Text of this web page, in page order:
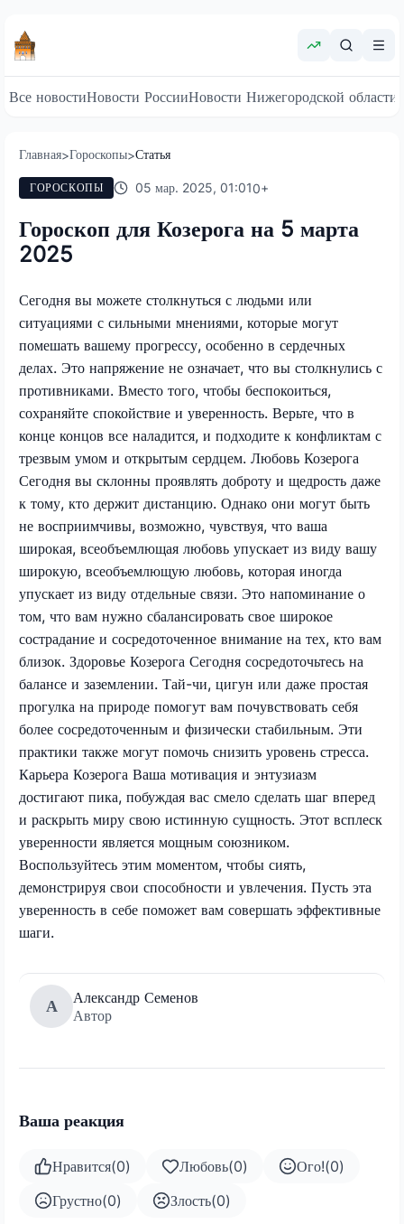
Все новостиНовости РоссииНовости Нижегородской области
Главная>Гороскопы>Статья
ГОРОСКОПЫ 05 мар. 2025, 01:010+
Гороскоп для Козерога на 5 марта
2025
Сегодня вы можете столкнуться с людьми или
ситуациями с сильными мнениями, которые могут
помешать вашему прогрессу, особенно в сердечных
делах. Это напряжение не означает, что вы столкнулись с
противниками. Вместо того, чтобы беспокоиться,
сохраняйте спокойствие и уверенность. Верьте, что в
конце концов все наладится, и подходите к конфликтам с
трезвым умом и открытым сердцем. Любовь Козерога
Сегодня вы склонны проявлять доброту и щедрость даже
к тому, кто держит дистанцию. Однако они могут быть
не восприимчивы, возможно, чувствуя, что ваша
широкая, всеобъемлющая любовь упускает из виду вашу
широкую, всеобъемлющую любовь, которая иногда
упускает из виду отдельные связи. Это напоминание о
том, что вам нужно сбалансировать свое широкое
сострадание и сосредоточенное внимание на тех, кто вам
близок. Здоровье Козерога Сегодня сосредоточьтесь на
балансе и заземлении. Тай-чи, цигун или даже простая
прогулка на природе помогут вам почувствовать себя
более сосредоточенным и физически стабильным. Эти
практики также могут помочь снизить уровень стресса.
Карьера Козерога Ваша мотивация и энтузиазм
достигают пика, побуждая вас смело сделать шаг вперед
и раскрыть миру свою истинную сущность. Этот всплеск
уверенности является мощным союзником.
Воспользуйтесь этим моментом, чтобы сиять,
демонстрируя свои способности и увлечения. Пусть эта
уверенность в себе поможет вам совершать эффективные
шаги.
А
Александр Семенов
Автор
Ваша реакция
Нравится(0) Любовь(0) Ого!(0)
Грустно(0) Злость(0)